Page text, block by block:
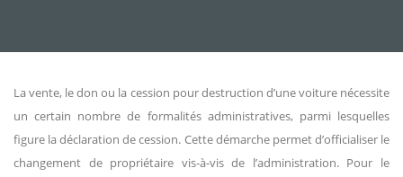
La vente, le don ou la cession pour destruction d’une voiture nécessite
un certain nombre de formalités administratives, parmi lesquelles
figure la déclaration de cession. Cette démarche permet d’officialiser le
changement de propriétaire vis-à-vis de l’administration. Pour le